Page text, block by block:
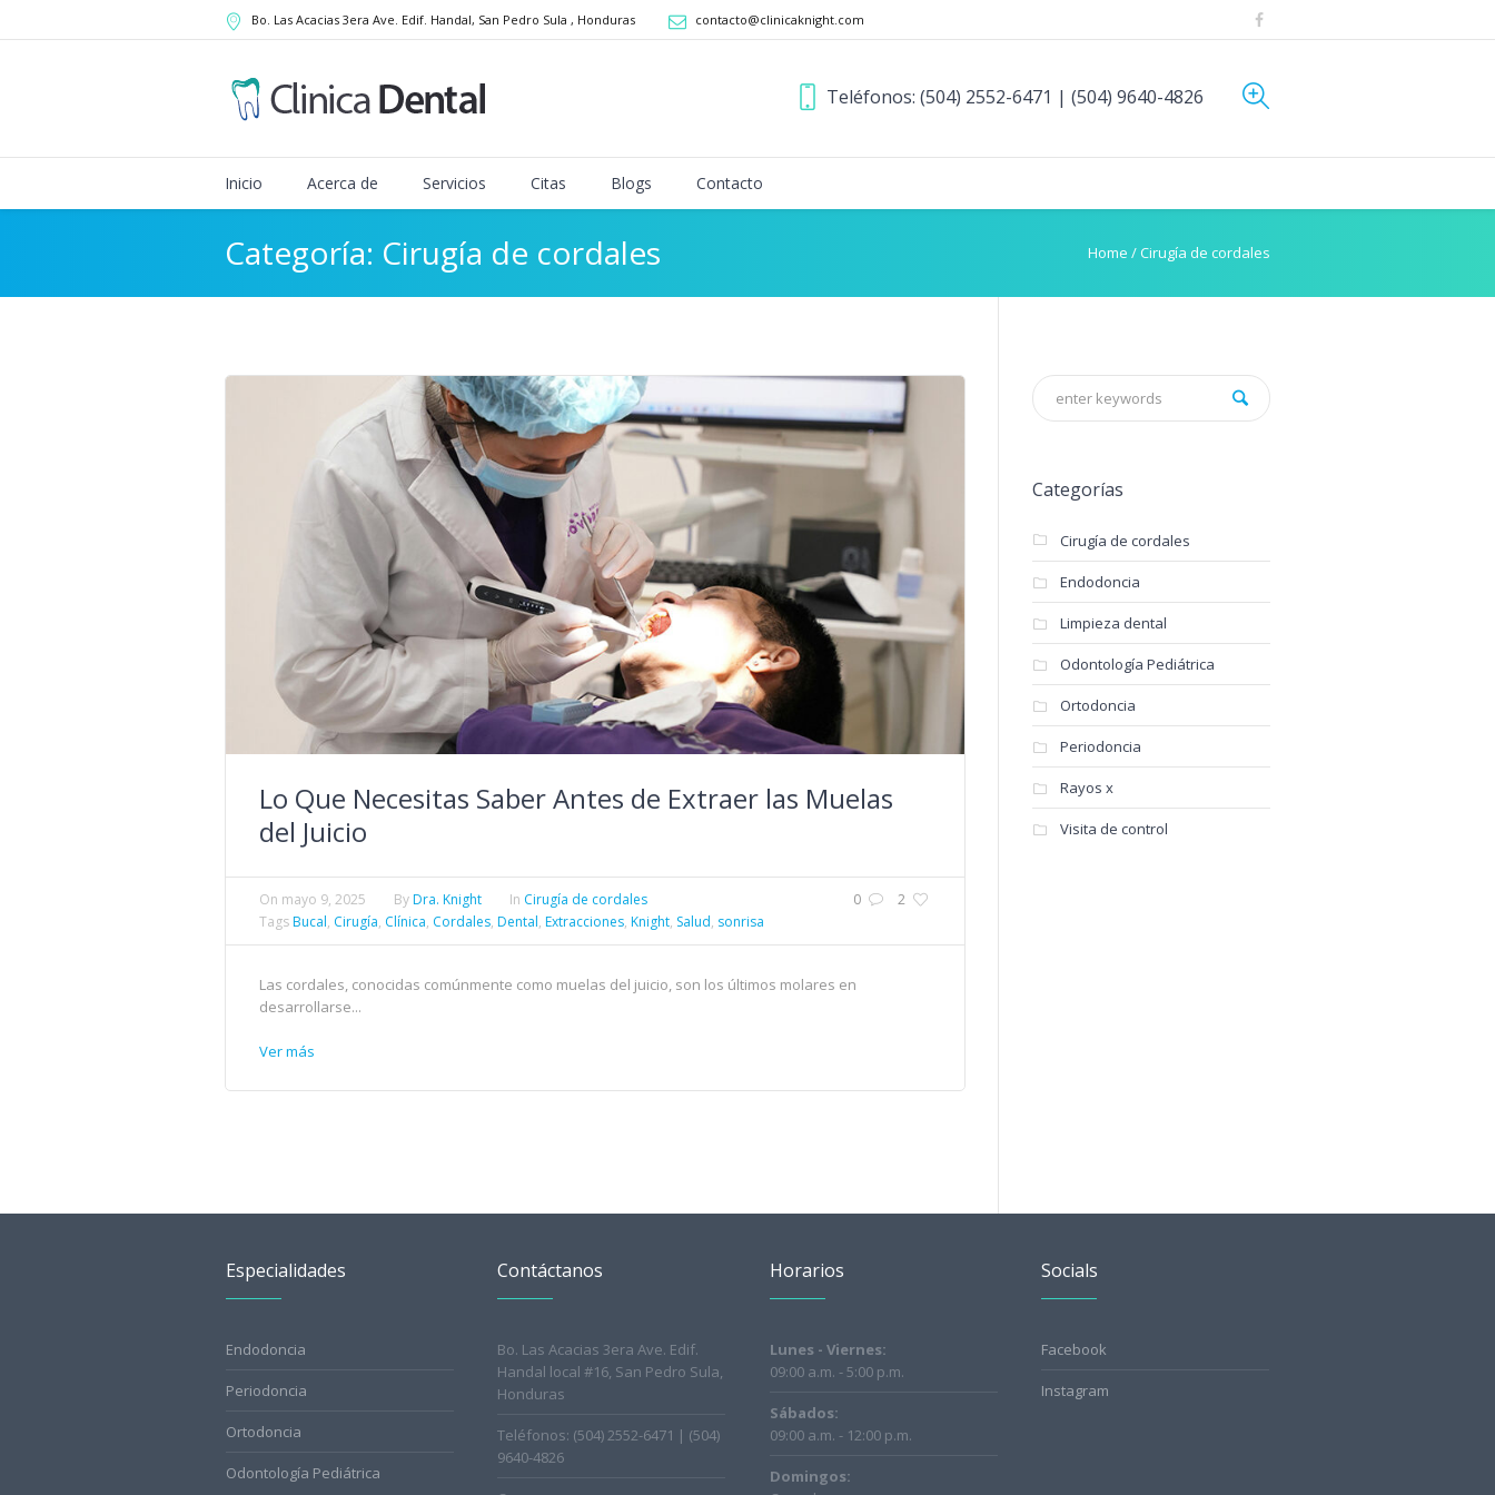
Bo. Las Acacias 3era Ave. Edif. Handal, San Pedro Sula , Honduras contacto@clinicaknight.com
Teléfonos: (504) 2552-6471 | (504) 9640-4826
Inicio Acerca de Servicios Citas Blogs Contacto
Categoría: Cirugía de cordales Home /Cirugía de cordales
Lo Que Necesitas Saber Antes de Extraer las Muelas
del Juicio
0 2
On mayo 9, 2025 ByDra. Knight In Cirugía de cordales
TagsBucal, Cirugía, Clínica, Cordales, Dental, Extracciones, Knight, Salud, sonrisa
Las cordales, conocidas comúnmente como muelas del juicio, son los últimos molares en
desarrollarse...
Ver más
Categorías
Cirugía de cordales
Endodoncia
Limpieza dental
Odontología Pediátrica
Ortodoncia
Periodoncia
Rayos x
Visita de control
Especialidades
Endodoncia
Periodoncia
Ortodoncia
Odontología Pediátrica
Contáctanos
Bo. Las Acacias 3era Ave. Edif.
Handal local #16, San Pedro Sula,
Honduras
Teléfonos: (504) 2552-6471 | (504)
9640-4826
Horarios
Lunes - Viernes:
09:00 a.m. - 5:00 p.m.
Sábados:
09:00 a.m. - 12:00 p.m.
Domingos:
Socials
Facebook
Instagram